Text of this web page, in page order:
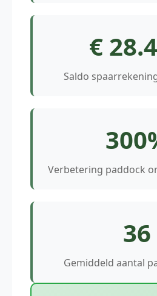
€
Saldo
Verbetering paddock
36
Gemiddeld aantal